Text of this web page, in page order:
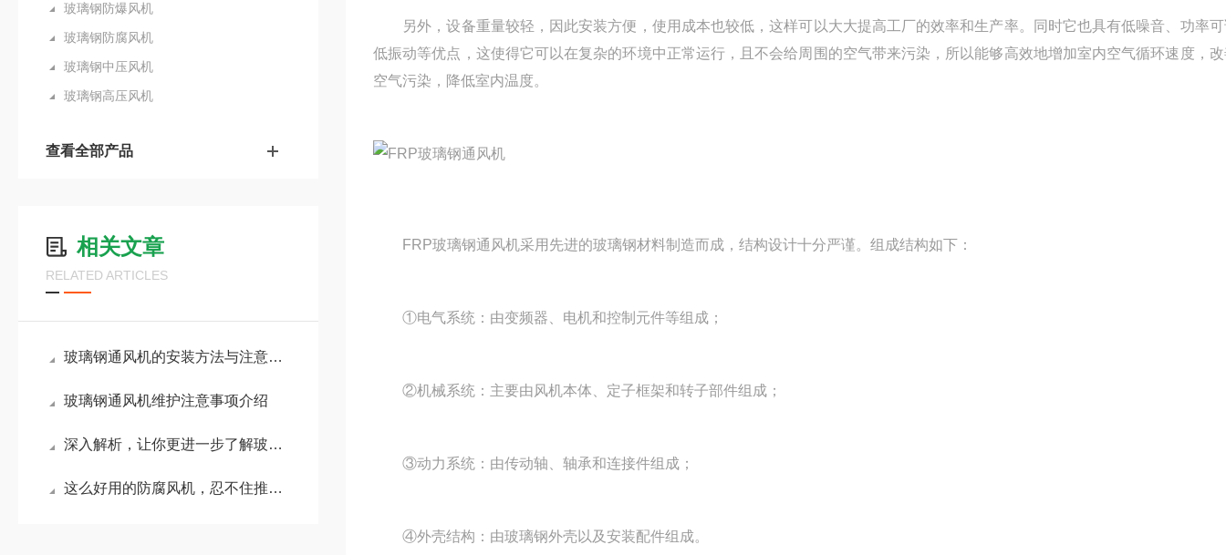
玻璃钢防爆风机
玻璃钢防腐风机
玻璃钢中压风机
玻璃钢高压风机
查看全部产品
相关文章
RELATED ARTICLES
玻璃钢通风机的安装方法与注意事项
玻璃钢通风机维护注意事项介绍
深入解析，让你更进一步了解玻璃钢通风机
这么好用的防腐风机，忍不住推荐给你
另外，设备重量较轻，因此安装方便，使用成本也较低，这样可以大大提高工厂的效率和生产率。同时它也具有低噪音、功率
低振动等优点，这使得它可以在复杂的环境中正常运行，且不会给周围的空气带来污染，所以能够高效地增加室内空气循环速度，
空气污染，降低室内温度。
FRP玻璃钢通风机采用先进的玻璃钢材料制造而成，结构设计十分严谨。组成结构如下：
①电气系统：由变频器、电机和控制元件等组成；
②机械系统：主要由风机本体、定子框架和转子部件组成；
③动力系统：由传动轴、轴承和连接件组成；
④外壳结构：由玻璃钢外壳以及安装配件组成。